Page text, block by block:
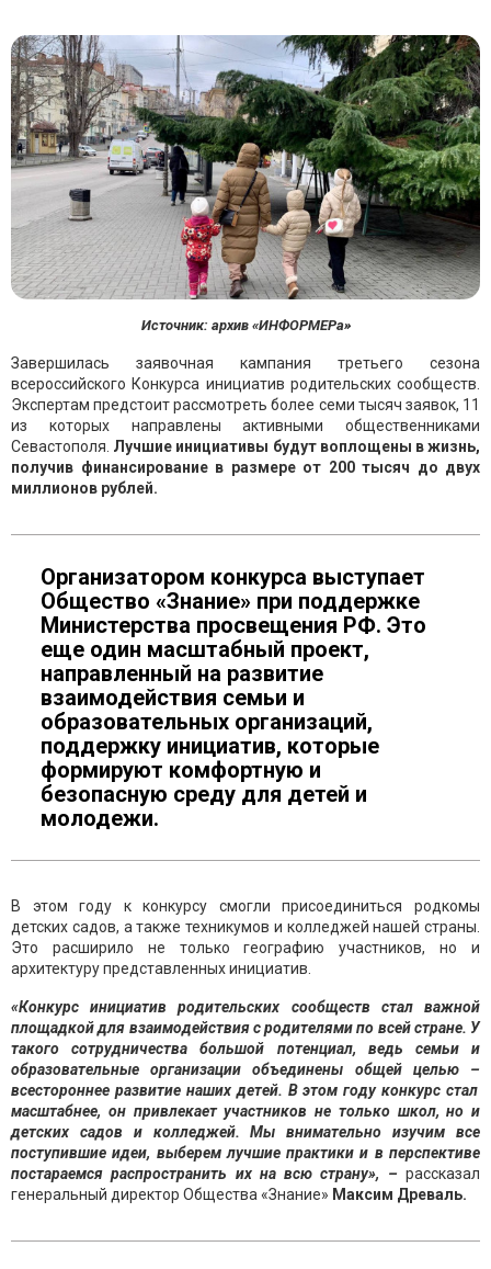
Источник: архив «ИНФОРМЕРа»
Завершилась заявочная кампания третьего сезона
всероссийского Конкурса инициатив родительских сообществ.
Экспертам предстоит рассмотреть более семи тысяч заявок, 11
из которых направлены активными общественниками
Севастополя. Лучшие инициативы будут воплощены в жизнь,
получив финансирование в размере от 200 тысяч до двух
миллионов рублей.
Организатором конкурса выступает
Общество «Знание» при поддержке
Министерства просвещения РФ. Это
еще один масштабный проект,
направленный на развитие
взаимодействия семьи и
образовательных организаций,
поддержку инициатив, которые
формируют комфортную и
безопасную среду для детей и
молодежи.
В этом году к конкурсу смогли присоединиться родкомы
детских садов, а также техникумов и колледжей нашей страны.
Это расширило не только географию участников, но и
архитектуру представленных инициатив.
«Конкурс инициатив родительских сообществ стал важной
площадкой для взаимодействия с родителями по всей стране. У
такого сотрудничества большой потенциал, ведь семьи и
образовательные организации объединены общей целью –
всестороннее развитие наших детей. В этом году конкурс стал
масштабнее, он привлекает участников не только школ, но и
детских садов и колледжей. Мы внимательно изучим все
поступившие идеи, выберем лучшие практики и в перспективе
постараемся распространить их на всю страну», – рассказал
генеральный директор Общества «Знание» Максим Древаль.